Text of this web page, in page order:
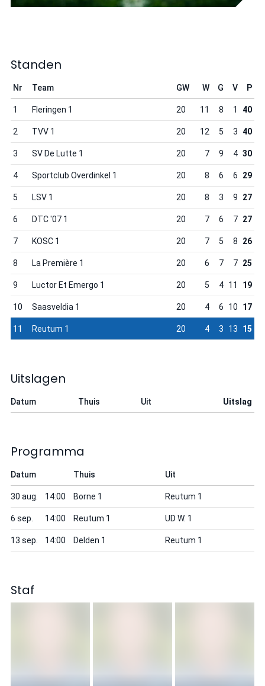
Standen
Nr Team GW W G V P
1 Fleringen 1 20 11 8 1 40
2 TVV 1 20 12 5 3 40
3 SV De Lutte 1 20 7 9 4 30
4 Sportclub Overdinkel 1 20 8 6 6 29
5 LSV 1 20 8 3 9 27
6 DTC '07 1 20 7 6 7 27
7 KOSC 1 20 7 5 8 26
8 La Première 1 20 6 7 7 25
9 Luctor Et Emergo 1 20 5 4 11 19
10 Saasveldia 1 20 4 6 10 17
11 Reutum 1 20 4 3 13 15
Uitslagen
Datum Thuis Uit Uitslag
Programma
Datum Thuis Uit
30 aug. 14:00 Borne 1 Reutum 1
6 sep. 14:00 Reutum 1 UD W. 1
13 sep. 14:00 Delden 1 Reutum 1
Staf